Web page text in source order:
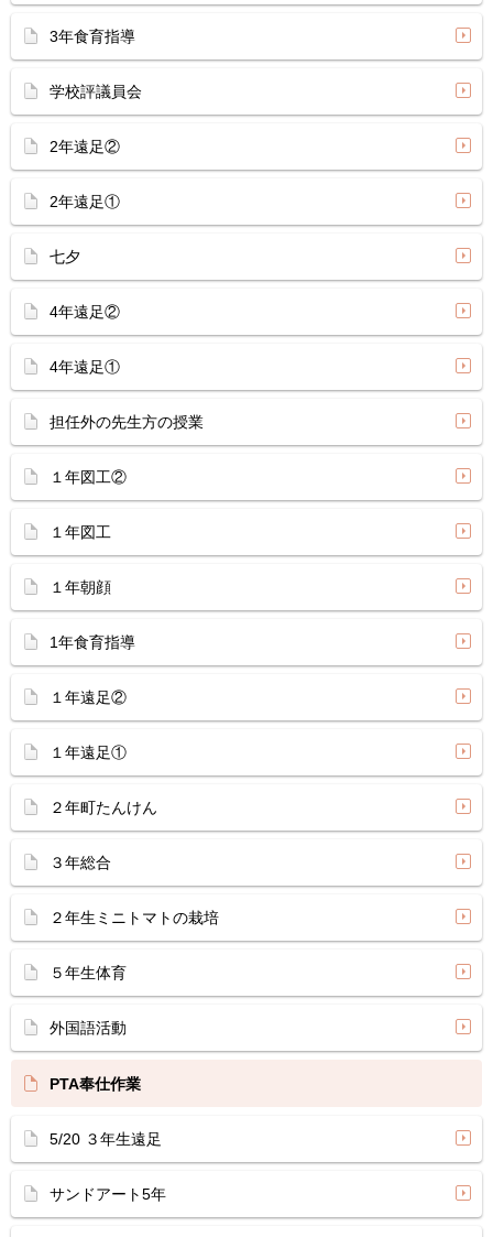
3年食育指導
学校評議員会
2年遠足②
2年遠足①
七夕
4年遠足②
4年遠足①
担任外の先生方の授業
１年図工②
１年図工
１年朝顔
1年食育指導
１年遠足②
１年遠足①
２年町たんけん
３年総合
２年生ミニトマトの栽培
５年生体育
外国語活動
PTA奉仕作業
5/20 ３年生遠足
サンドアート5年